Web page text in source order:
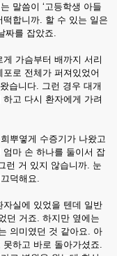
말씀이 ‘고등학생 아들
합니까. 할 수 있는 일은
짜를 잡았죠.
가슴부터 배까지 서리
로 전체가 퍼져있었어
습니다. 그런 경우 대개
고 다시 환자에게 가려
뿌옇게 수증기가 나왔고
마 손 하나를 둘이서 잡
런 거 있지 않습니까. 눈
덕해요.
실에 있었을 텐데 일반
던 거죠. 하지만 옆에는
의미였던 것 같아요. 아
하고 바로 돌아가셨죠.